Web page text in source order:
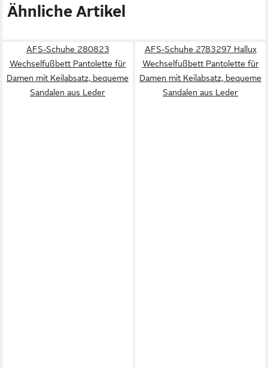
Ähnliche Artikel
AFS-Schuhe 280823
Wechselfußbett Pantolette für
Damen mit Keilabsatz, bequeme
Sandalen aus Leder
AFS-Schuhe 2783297 Hallux
Wechselfußbett Pantolette für
Damen mit Keilabsatz, bequeme
Sandalen aus Leder